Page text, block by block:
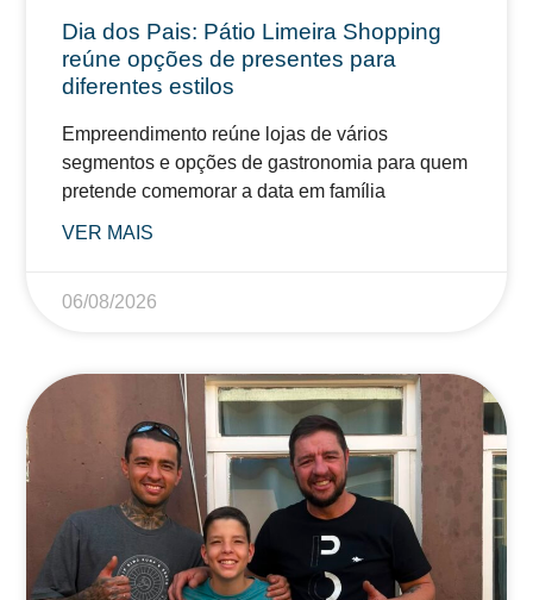
Dia dos Pais: Pátio Limeira Shopping
reúne opções de presentes para
diferentes estilos
Empreendimento reúne lojas de vários
segmentos e opções de gastronomia para quem
pretende comemorar a data em família
VER MAIS
06/08/2026